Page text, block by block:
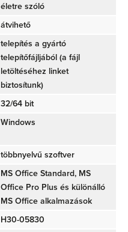
életre szóló
átvihető
telepítés a gyártó
telepítőfájljából (a fájl
letöltéséhez linket
biztosítunk)
32/64 bit
Windows
többnyelvű szoftver
MS Office Standard, MS
Office Pro Plus és különálló
MS Office alkalmazások
H30-05830